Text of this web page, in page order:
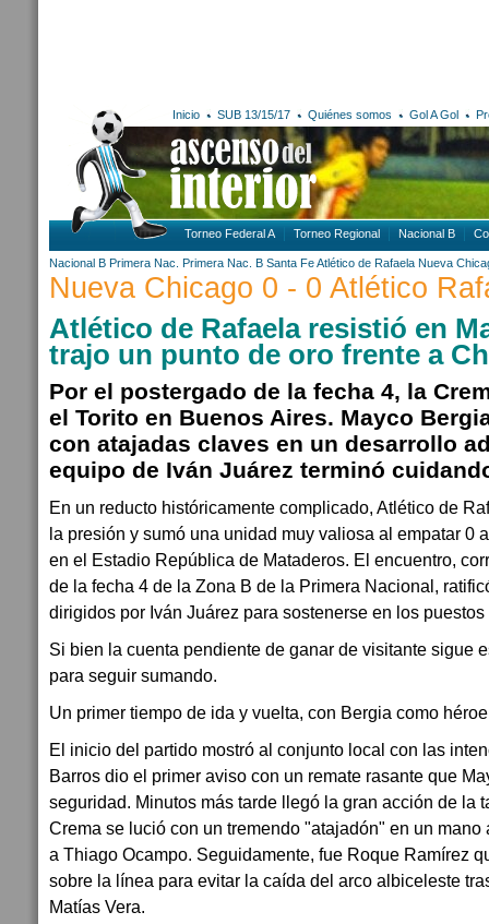
Inicio SUB 13/15/17 Quiénes somos Gol A Gol
Torneo Federal A Torneo Regional Nacional B
Nacional B Primera Nac. Primera Nac. B Santa FeAtlético de Rafaela Nueva
Nueva Chicago 0 - 0 Atlético
Atlético de Rafaela resistió en
trajo un punto de oro frente a
Por el postergado de la fecha 4, la
el Torito en Buenos Aires. Mayco
con atajadas claves en un desarrollo
equipo de Iván Juárez terminó
En un reducto históricamente complicado, Atlético de
la presión y sumó una unidad muy valiosa al empatar 0
en el Estadio República de Mataderos. El encuentro,
de la fecha 4 de la Zona B de la Primera Nacional,
dirigidos por Iván Juárez para sostenerse en los
Si bien la cuenta pendiente de ganar de visitante sigue
para seguir sumando.
Un primer tiempo de ida y vuelta, con Bergia como héroe
El inicio del partido mostró al conjunto local con las
Barros dio el primer aviso con un remate rasante que
seguridad. Minutos más tarde llegó la gran acción de la
Crema se lució con un tremendo "atajadón" en un mano
a Thiago Ocampo. Seguidamente, fue Roque Ramírez
sobre la línea para evitar la caída del arco albiceleste
Matías Vera.